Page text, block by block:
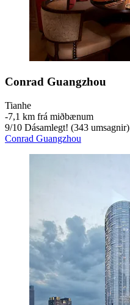
Conrad Guangzhou
Tianhe
‐7,1 km frá miðbænum
9/10 Dásamlegt! (343 umsagnir)
Conrad Guangzhou